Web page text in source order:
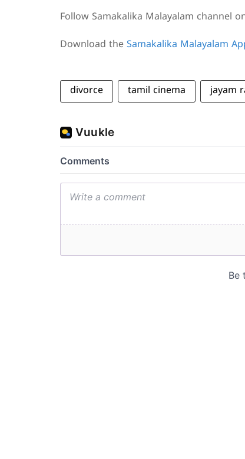
Follow Samakalika Malayalam channel
Download the Samakalika Malayalam
divorce tamil cinema jayam